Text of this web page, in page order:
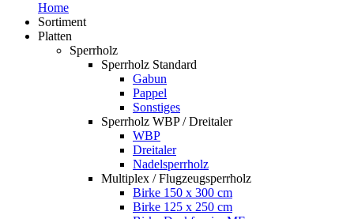
Home
Sortiment
Platten
Sperrholz
Sperrholz Standard
Gabun
Pappel
Sonstiges
Sperrholz WBP / Dreitaler
WBP
Dreitaler
Nadelsperrholz
Multiplex / Flugzeugsperrholz
Birke 150 x 300 cm
Birke 125 x 250 cm